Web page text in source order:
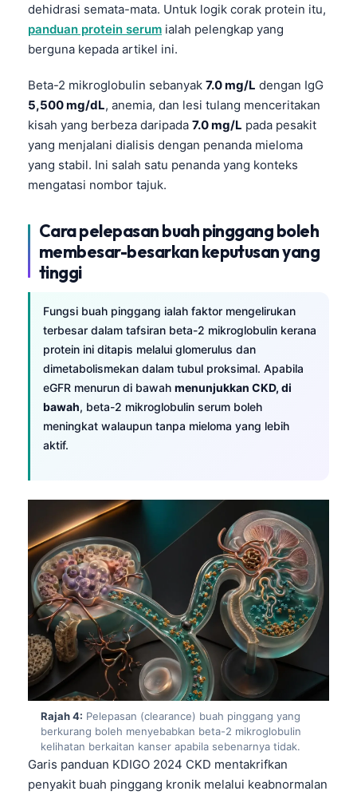
dehidrasi semata-mata. Untuk logik corak protein itu,
panduan protein serum ialah pelengkap yang
berguna kepada artikel ini.
Beta-2 mikroglobulin sebanyak 7.0 mg/L dengan IgG
5,500 mg/dL, anemia, dan lesi tulang menceritakan
kisah yang berbeza daripada 7.0 mg/L pada pesakit
yang menjalani dialisis dengan penanda mieloma
yang stabil. Ini salah satu penanda yang konteks
mengatasi nombor tajuk.
Cara pelepasan buah pinggang boleh
membesar-besarkan keputusan yang
tinggi
Fungsi buah pinggang ialah faktor mengelirukan
terbesar dalam tafsiran beta-2 mikroglobulin kerana
protein ini ditapis melalui glomerulus dan
dimetabolismekan dalam tubul proksimal. Apabila
eGFR menurun di bawah menunjukkan CKD, di
bawah, beta-2 mikroglobulin serum boleh
meningkat walaupun tanpa mieloma yang lebih
aktif.
Rajah 4: Pelepasan (clearance) buah pinggang yang
berkurang boleh menyebabkan beta-2 mikroglobulin
kelihatan berkaitan kanser apabila sebenarnya tidak.
Garis panduan KDIGO 2024 CKD mentakrifkan
penyakit buah pinggang kronik melalui keabnormalan